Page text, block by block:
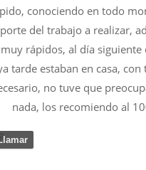
conociendo en todo
del trabajo a realizar,
rápidos, al día siguiente
tarde estaban en casa, con
no tuve que
nada, los recomiendo al